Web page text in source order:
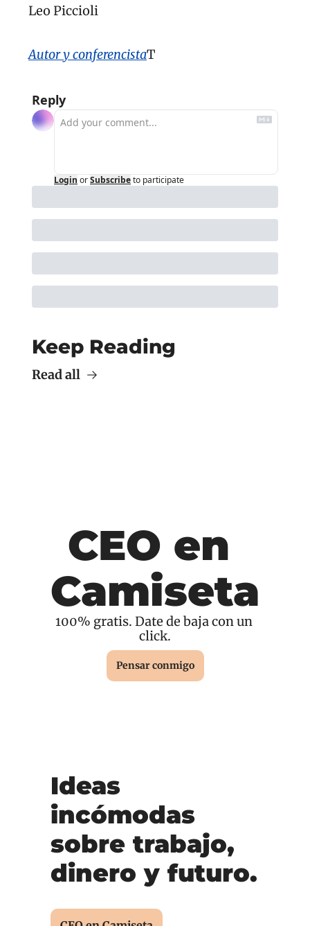
Leo Piccioli
Autor y conferencistaT
Reply
Login orSubscribeto participate
Keep Reading
Read all
CEO en
Camiseta
100% gratis. Date de baja con un
click.
Pensar conmigo
Ideas
incómodas
sobre trabajo,
dinero y futuro.